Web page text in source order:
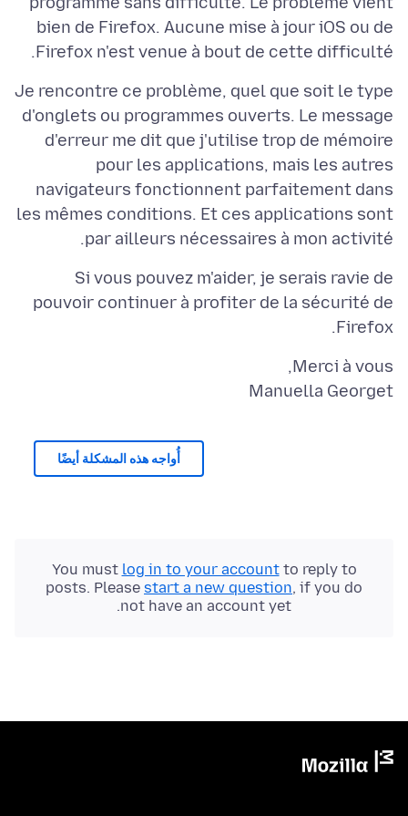
bien de Firefox. Aucune mise à jour iOS ou de
Firefox n'est venue à bout de cette difficulté.
Je rencontre ce problème, quel que soit le type
d'onglets ou programmes ouverts. Le message
d'erreur me dit que j'utilise trop de mémoire
pour les applications, mais les autres
navigateurs fonctionnent parfaitement dans
les mêmes conditions. Et ces applications sont
par ailleurs nécessaires à mon activité.
Si vous pouvez m'aider, je serais ravie de
pouvoir continuer à profiter de la sécurité de
Firefox.
Manuella Georget
أُواجه هذه المشكلة أيضًا
You must log in to your accountto reply to
posts. Please start a new question, if you do
not have an account yet.